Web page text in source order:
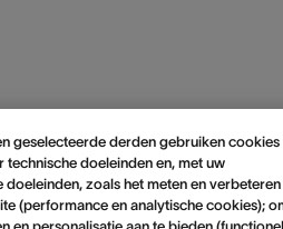
geselecteerde derden gebruiken cookies
doeleinden en, met uw
zoals het meten en
(performance en analytische cookies);